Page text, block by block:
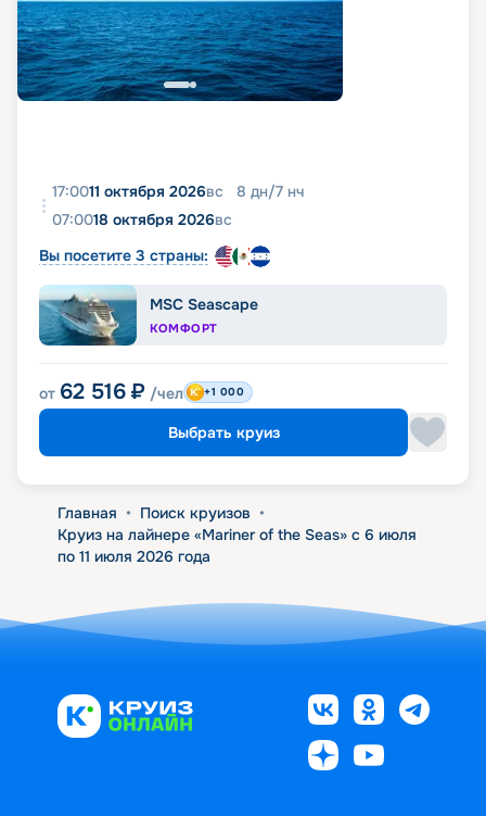
17:0011 октября 2026вс 8 дн/7 нч
07:0018 октября 2026вс
Вы посетите 3 страны:
MSC Seascape
КОМФОРТ
от 62 516 ₽ /чел +1 000
Выбрать круиз
Главная • Поиск круизов •
Круиз на лайнере «Mariner of the Seas» с 6 июля
по 11 июля 2026 года